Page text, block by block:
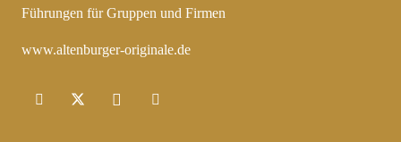
Führungen für Gruppen und Firmen
www.altenburger-originale.de